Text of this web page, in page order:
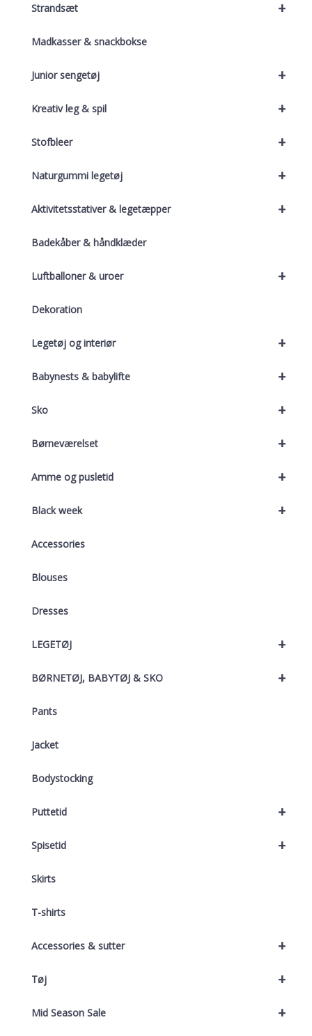
+
Strandsæt
Madkasser & snackbokse
+
Junior sengetøj
+
Kreativ leg & spil
+
Stofbleer
+
Naturgummi legetøj
+
Aktivitetsstativer & legetæpper
Badekåber & håndklæder
+
Luftballoner & uroer
Dekoration
+
Legetøj og interiør
+
Babynests & babylifte
+
Sko
+
Børneværelset
+
Amme og pusletid
+
Black week
Accessories
Blouses
Dresses
+
LEGETØJ
+
BØRNETØJ, BABYTØJ & SKO
Pants
Jacket
Bodystocking
+
Puttetid
+
Spisetid
Skirts
T-shirts
+
Accessories & sutter
+
Tøj
+
Mid Season Sale